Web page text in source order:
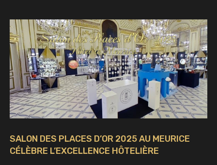
SALON DES PLACES D’OR 2025 AU MEURICE
CÉLÈBRE L’EXCELLENCE HÔTELIÈRE